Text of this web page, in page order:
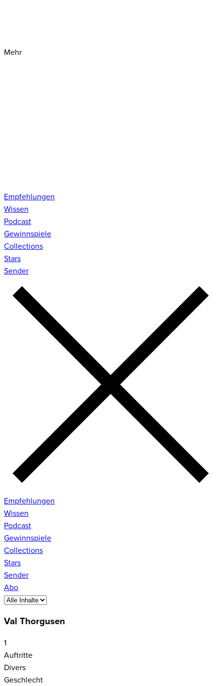
Mehr
Empfehlungen
Wissen
Podcast
Gewinnspiele
Collections
Stars
Sender
Empfehlungen
Wissen
Podcast
Gewinnspiele
Collections
Stars
Sender
Abo
Val Thorgusen
1
Auftritte
Divers
Geschlecht